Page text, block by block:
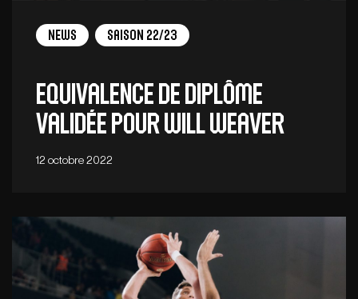
News Saison 22/23
Equivalence de diplôme
validée pour Will Weaver
12 octobre 2022